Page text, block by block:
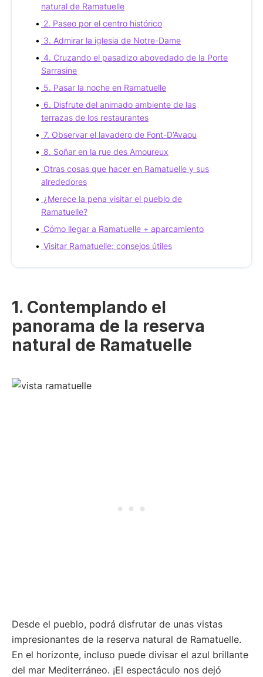
natural de Ramatuelle
2. Paseo por el centro histórico
3. Admirar la iglesia de Notre-Dame
4. Cruzando el pasadizo abovedado de la Porte
Sarrasine
5. Pasar la noche en Ramatuelle
6. Disfrute del animado ambiente de las
terrazas de los restaurantes
7. Observar el lavadero de Font-D’Avaou
8. Soñar en la rue des Amoureux
Otras cosas que hacer en Ramatuelle y sus
alrededores
¿Merece la pena visitar el pueblo de
Ramatuelle?
Cómo llegar a Ramatuelle + aparcamiento
Visitar Ramatuelle: consejos útiles
1. Contemplando el
panorama de la reserva
natural de Ramatuelle
Desde el pueblo, podrá disfrutar de unas vistas
impresionantes de la reserva natural de Ramatuelle.
En el horizonte, incluso puede divisar el azul brillante
del mar Mediterráneo. ¡El espectáculo nos dejó